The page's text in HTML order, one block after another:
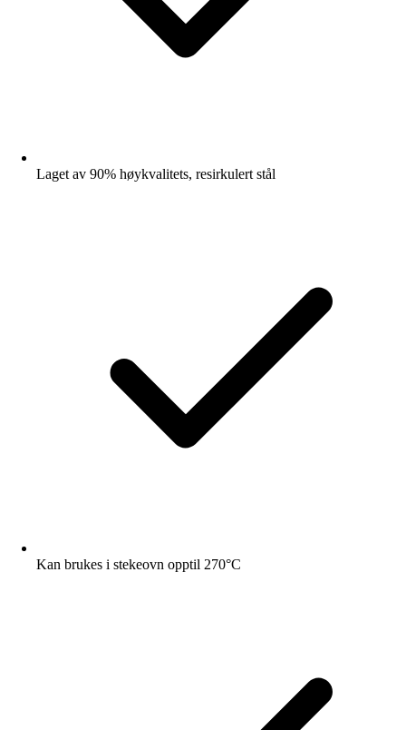
Laget av 90% høykvalitets, resirkulert stål
Kan brukes i stekeovn opptil 270°C